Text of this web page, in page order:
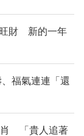
旺財 新的一年
福氣連連「還
肖 「貴人追著